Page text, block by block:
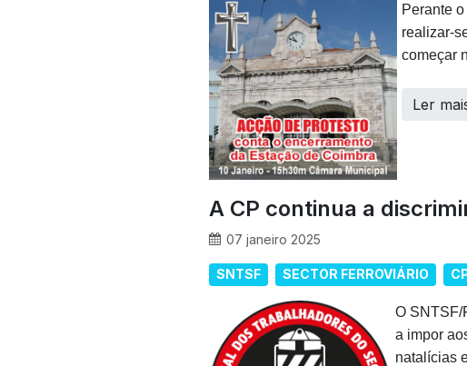
Perante
realizar-
começar
Ler
A CP continua a
07 janeiro 2025
SNTSF SECTOR FERROVIÁRIO
O SNTSF/
a impor
natalícias